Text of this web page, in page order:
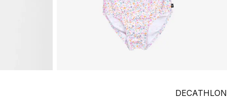
DECATHLON